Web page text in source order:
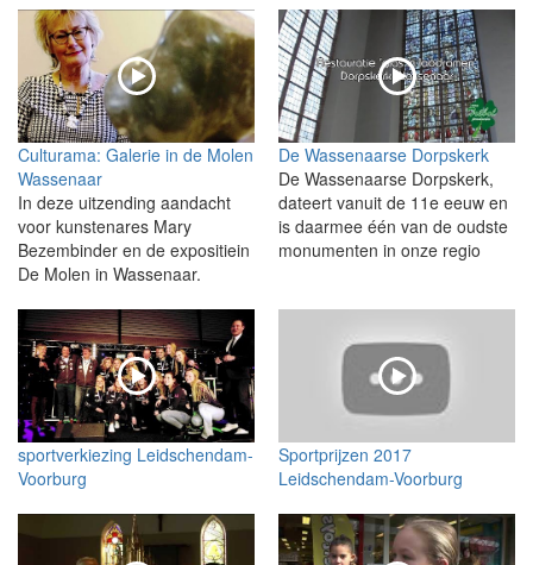
Culturama: Galerie in de Molen
Wassenaar
In deze uitzending aandacht
voor kunstenares Mary
Bezembinder en de expositiein
De Molen in Wassenaar.
De Wassenaarse Dorpskerk
De Wassenaarse Dorpskerk,
dateert vanuit de 11e eeuw en
is daarmee één van de oudste
monumenten in onze regio
sportverkiezing Leidschendam-
Voorburg
Sportprijzen 2017
Leidschendam-Voorburg